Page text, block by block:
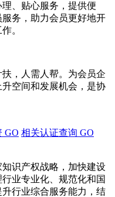
、贴心服务，提供便
务，助力会员更好地开
。
，人需人帮。为会员企
空间和发展机会，是协
GO 相关认证查询 GO
识产权战略，加快建设
业专业化、规范化和国
行业综合服务能力，结